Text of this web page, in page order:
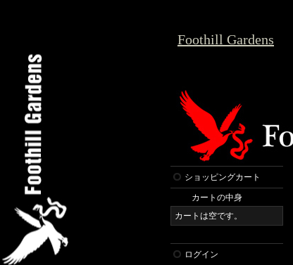
Foothill Gardens
ショッピングカート
カートの中身
カートは空です。
ログイン